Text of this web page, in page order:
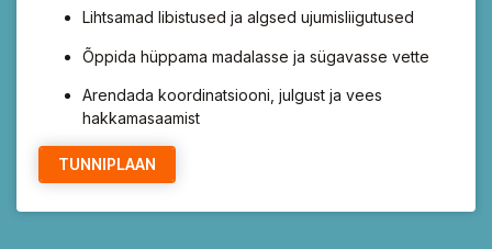
Lihtsamad libistused ja algsed ujumisliigutused
Õppida hüppama madalasse ja sügavasse vette
Arendada koordinatsiooni, julgust ja vees
hakkamasaamist
TUNNIPLAAN